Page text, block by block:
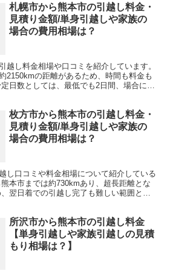
札幌市から熊本市の引越し料金・
見積り金額/単身引越しや家族の
場合の費用相場は？
越し料金相場や口コミを紹介しています。
2150kmの距離があるため、時間も料金も
日数としては、最低でも2日間、場合によ
枚方市から熊本市の引越し料金・
見積り金額/単身引越しや家族の
場合の費用相場は？
し口コミや料金相場について紹介している
本市までは約730kmあり、超長距離とな
翌日着での引越し完了も難しい範囲とな
所沢市から熊本市の引越し料金
【単身引越しや家族引越しの見積
もり相場は？】